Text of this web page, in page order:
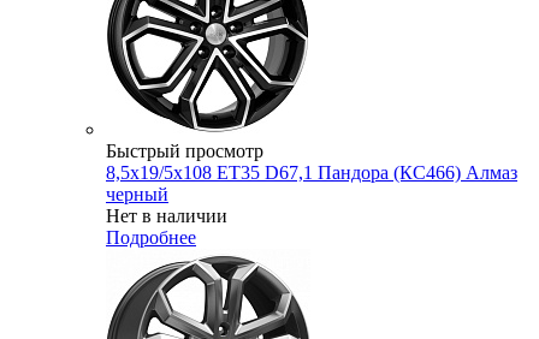
Быстрый просмотр
8,5x19/5x108 ET35 D67,1 Пандора (КС466) Алмаз
черный
Нет в наличии
Подробнее